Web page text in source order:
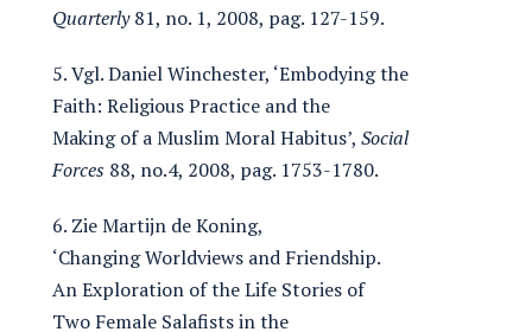
Quarterly81, no. 1, 2008, pag. 127-159.
5. Vgl. Daniel Winchester, ‘Embodying the
Faith: Religious Practice and the
Making of a Muslim Moral Habitus’, Social
Forces 88, no.4, 2008, pag. 1753-1780.
6. Zie Martijn de Koning,
‘Changing Worldviews and Friendship.
An Exploration of the Life Stories of
Two Female Salafists in the